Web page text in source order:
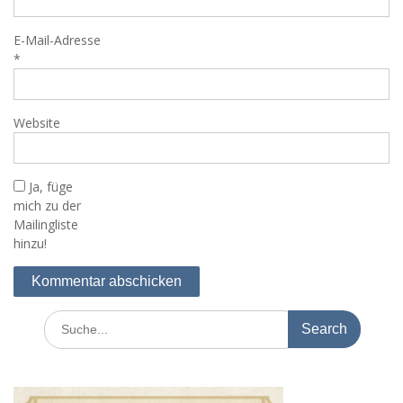
E-Mail-Adresse
*
Website
Ja, füge
mich zu der
Mailingliste
hinzu!
Search
for: